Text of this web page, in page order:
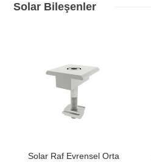
Solar Bileşenler
Solar Raf Evrensel Orta